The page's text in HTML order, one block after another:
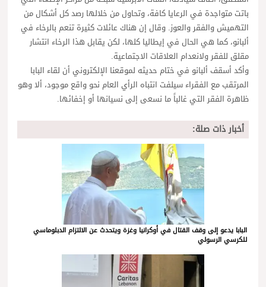
باتت متواجدة في الرعايا كافة، وتحاول من خلالها رصد كل أشكال من
التهميش والفقر والعوز. وقال إن هناك عائلات كثيرة تنعم بالرخاء في
ألبانو، كما هي الحال في إيطاليا كلها، لكن يقابل هذا الرخاء انتشار
مقلق للفقر ولانعدام العلاقات الاجتماعية.
وأكد أسقف ألبانو في ختام حديثه لموقعنا الإلكتروني أن لقاء البابا
المرتقب مع الفقراء سيلفت انتباه الرأي العام نحو واقع موجود، ألا وهو
ظاهرة الفقر التي غالباً ما نسعى إلى نسيانها أو إخفائها.
أخبار ذات صلة:
البابا يدعو إلى وقف القتال في أوكرانيا وغزة ويتحدث عن الالتزام الدبلوماسي
للكرسي الرسولي